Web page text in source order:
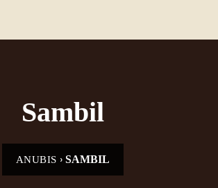
Sambil
ANUBIS › SAMBIL